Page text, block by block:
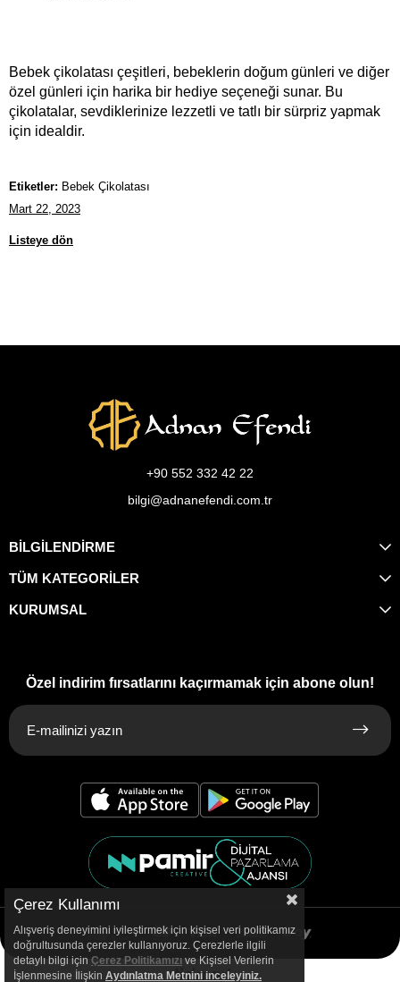
Bebek çikolatası çeşitleri, bebeklerin doğum günleri ve diğer
özel günleri için harika bir hediye seçeneği sunar. Bu
çikolatalar, sevdiklerinize lezzetli ve tatlı bir sürpriz yapmak
için idealdir.
Etiketler: Bebek Çikolatası
Mart 22, 2023
Listeye dön
+90 552 332 42 22
bilgi@adnanefendi.com.tr
BİLGİLENDİRME
TÜM KATEGORİLER
KURUMSAL
Özel indirim fırsatlarını kaçırmamak için abone olun!
Çerez Kullanımı
Alışveriş deneyimini iyileştirmek için kişisel veri politikamız
doğrultusunda çerezler kullanıyoruz. Çerezlerle ilgili
detaylı bilgi için Çerez Politikamızı ve Kişisel Verilerin
İşlenmesine İlişkin Aydınlatma Metnini inceleyiniz.